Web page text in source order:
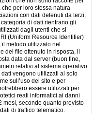
per loro stessa natura
con dati detenuti da terzi,
di dati rientrano gli
dagli utenti che si
(Uniform Resource Identifier)
metodo utilizzato nel
del file ottenuto in risposta, il
data dal server (buon fine,
relativi al sistema operativo
dati vengono utilizzati al solo
sull’uso del sito e per
essere utilizzati per
reati informatici ai danni
mesi, secondo quanto previsto
di traffico telematico.